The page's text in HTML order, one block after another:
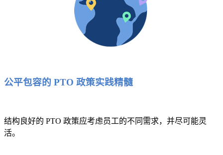
公平包容的 PTO 政策实践精髓
结构良好的 PTO 政策应考虑员工的不同需求，并尽可能灵
活。